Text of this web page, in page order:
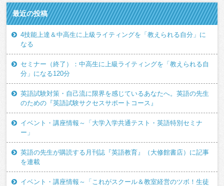
最近の投稿
4技能上達＆中高生に上級ライティングを「教えられる自分」に
なる
セミナー（終了）：中高生に上級ライティングを「教えられる自
分」になる120分
英語試験対策・自己流に限界を感じているあなたへ。英語の先生
のための『英語試験サクセスサポートコース』
イベント・講座情報～「大学入学共通テスト・英語特別セミナ
ー」
英語の先生が購読する月刊誌『英語教育』（大修館書店）に記事
を連載
イベント・講座情報～「これがスクール＆教室経営のツボ！生徒